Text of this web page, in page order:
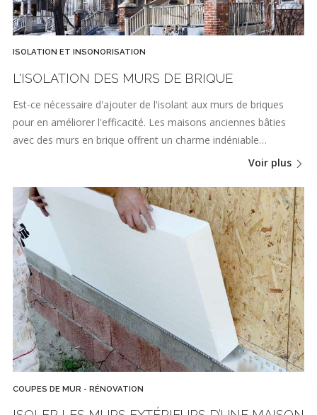
ISOLATION ET INSONORISATION
L'ISOLATION DES MURS DE BRIQUE
Est-ce nécessaire d'ajouter de l'isolant aux murs de briques
pour en améliorer l'efficacité. Les maisons anciennes bâties
avec des murs en brique offrent un charme indéniable…
Voir plus
COUPES DE MUR - RÉNOVATION